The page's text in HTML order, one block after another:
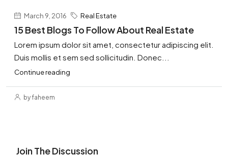
March 9, 2016 Real Estate
15 Best Blogs To Follow About Real Estate
Lorem ipsum dolor sit amet, consectetur adipiscing elit.
Duis mollis et sem sed sollicitudin. Donec...
Continue reading
by faheem
Join The Discussion